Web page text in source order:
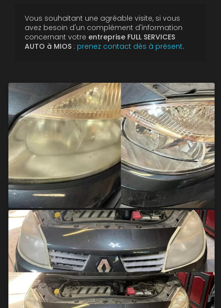
Vous souhaitant une agréable visite, si vous
avez besoin d'un complément d'information
concernant votre entreprise FULL SERVICES
AUTO à MIOS : prenez contact dès à présent.